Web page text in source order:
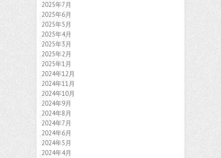
2025年7月
2025年6月
2025年5月
2025年4月
2025年3月
2025年2月
2025年1月
2024年12月
2024年11月
2024年10月
2024年9月
2024年8月
2024年7月
2024年6月
2024年5月
2024年4月